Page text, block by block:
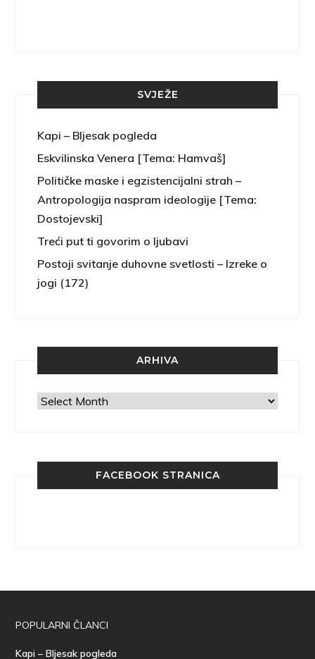
SVJEŽE
Kapi – Bljesak pogleda
Eskvilinska Venera [Tema: Hamvaš]
Političke maske i egzistencijalni strah –
Antropologija naspram ideologije [Tema:
Dostojevski]
Treći put ti govorim o ljubavi
Postoji svitanje duhovne svetlosti – Izreke o
jogi (172)
ARHIVA
Arhiva
FACEBOOK STRANICA
POPULARNI ČLANCI
Kapi – Bljesak pogleda